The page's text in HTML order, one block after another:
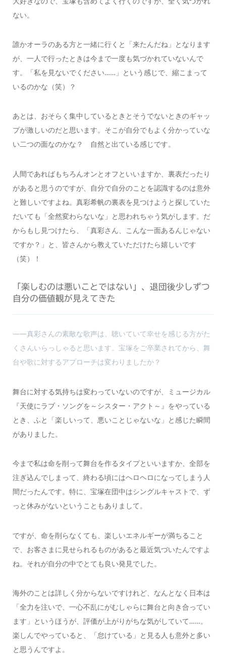
ない。
誰かオーラのある方と一緒に行くと「来たんだね」となります
が、一人で行ったときは今まで一度も気づかれていないんで
す。「私を見ないでください……」という感じで、縮こまって
いるのかな（笑）？
あとは、おそらく集中しているときとそうでないときのギャッ
プが激しいのだと思います。そこが自分でもよく分かっていな
い二つの面なのかな？ 自然と出ている感じです。
人間であればもちろんオンとオフといいますか、裏表だったり
があると思うのですが、自分で自分のことを認識するのは意外
と難しいですよね。真彩希帆の裏表を見つけようと探していた
だいても「全然変わらないな」と思われちゃう気がします。だ
からもし見つけたら、「真彩さん、こんな一面あるんじゃない
ですか？」と、皆さんから教えていただけたら嬉しいです
（笑）！
「楽しむのは悪いことではない」、退団後少しずつ
自分の価値観が見えてきた
――真彩さんの素敵な歌声は、聴いていて幸せを感じる方がた
くさんいらっしゃると思います。宝塚をご卒業されてから、舞
台や歌に対するアプローチは変わりましたか？
舞台に対する気持ちは変わっていないのですが、ミュージカル
『天使にラブ・ソングを～シスター・アクト～』をやっている
とき、ふと「楽しいって、悪いことじゃないな」と感じた瞬間
がありました。
今まで私は命を削って舞台を作るタイプといいますか、全部を
注ぎ込んでしまって、終わる頃にはヘロヘロになってしまう人
間だったんです。特に、宝塚在団中はシングルキャストで、ず
っと休みがないということもありまして。
ですが、命を削らなくても、楽しいエネルギーが満ちること
で、お客さまに見せられるものがあると最近気づいたんですよ
ね。それが自分の中でとても良い発見でした。
海外のことは詳しく分からないですけれど、なんとなく日本は
「全力を注いで、一心不乱にがむしゃらに舞台と向き合ってい
ます」というほうが、評価が上がりがちな気がしていて……。
楽しんでやっていると、「怠けている」と見る人も意外と多い
と思うんですよ。